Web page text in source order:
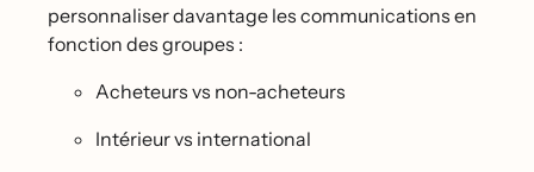
personnaliser davantage les communications en
fonction des groupes :
Acheteurs vs non-acheteurs
Intérieur vs international